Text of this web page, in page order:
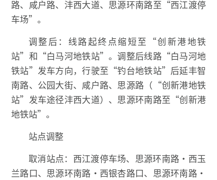
路、咸户路、沣西大道、思源环南路至“西江渡停
车场”。
调整后：线路起终点缩短至“创新港地铁
站”和“白马河地铁站”。调整后线路“白马河地
铁站”发车方向，行驶至“钓台地铁站”后延丰智
南路、公园大街、咸户路、思源路（“创新港地铁
站”发车途径沣西大道）、思源环南路至“创新港
地铁站”。
站点调整
取消站点：西江渡停车场、思源环南路·西玉
兰路口、思源环南路·西银杏路口、思源环南路·